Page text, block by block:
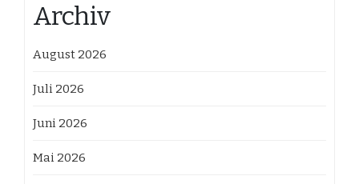
Archiv
August 2026
Juli 2026
Juni 2026
Mai 2026